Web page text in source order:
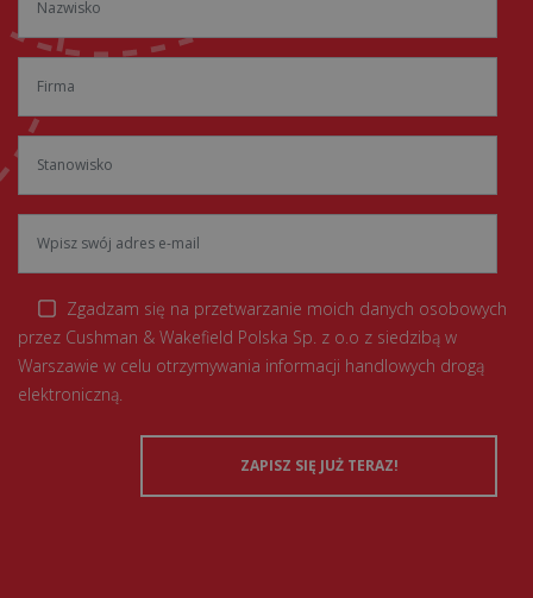
Zgadzam się na przetwarzanie moich danych osobowych
przez Cushman & Wakefield Polska Sp. z o.o z siedzibą w
Warszawie w celu otrzymywania informacji handlowych drogą
elektroniczną.